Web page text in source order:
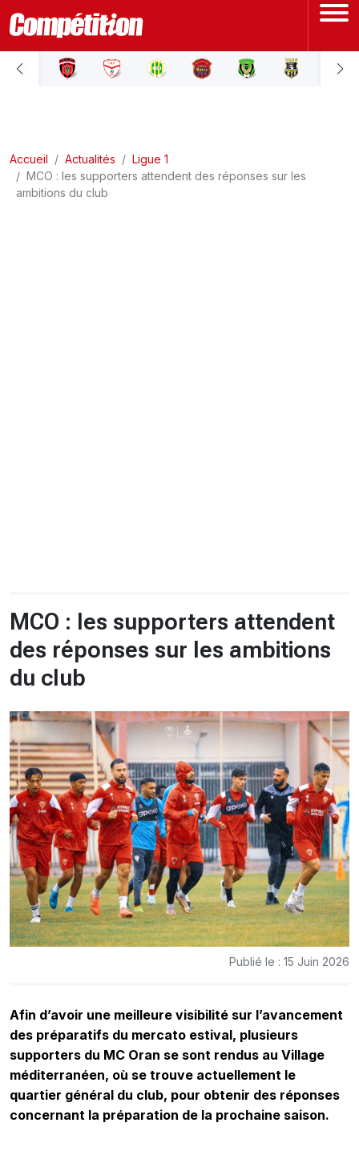
ACCUEIL
LIGUE 2
Accueil Actualités
Ligue 1
MCO : les supporters attendent des réponses sur les
ambitions du club
MCO : les supporters attendent
des réponses sur les ambitions
du club
Publié le : 15 Juin 2026
Afin d’avoir une meilleure visibilité sur l’avancement
des préparatifs du mercato estival, plusieurs
supporters du MC Oran se sont rendus au Village
méditerranéen, où se trouve actuellement le
quartier général du club, pour obtenir des réponses
concernant la préparation de la prochaine saison.